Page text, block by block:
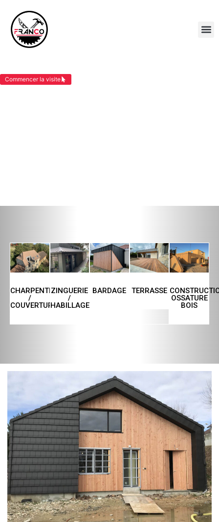
Commencer la visite
CHARPENTE
/
COUVERTURE
ZINGUERIE
/
HABILLAGE
BARDAGE TERRASSE
OSSATURE
BOIS